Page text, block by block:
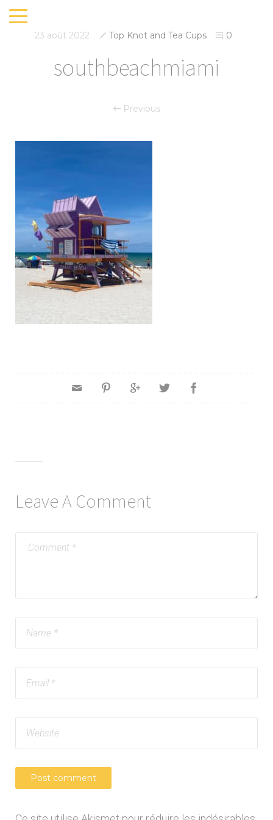
23 août 2022 Top Knot and Tea Cups 0
southbeachmiami
Previous
Leave A Comment